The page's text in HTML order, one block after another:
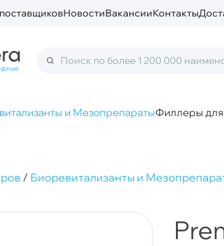
НовостиВакансииКонтакты
и МезопрепаратыФиллеры для
/ Биоревитализанты и